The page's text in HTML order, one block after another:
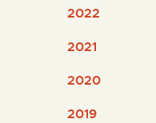
2022
2021
2020
2019